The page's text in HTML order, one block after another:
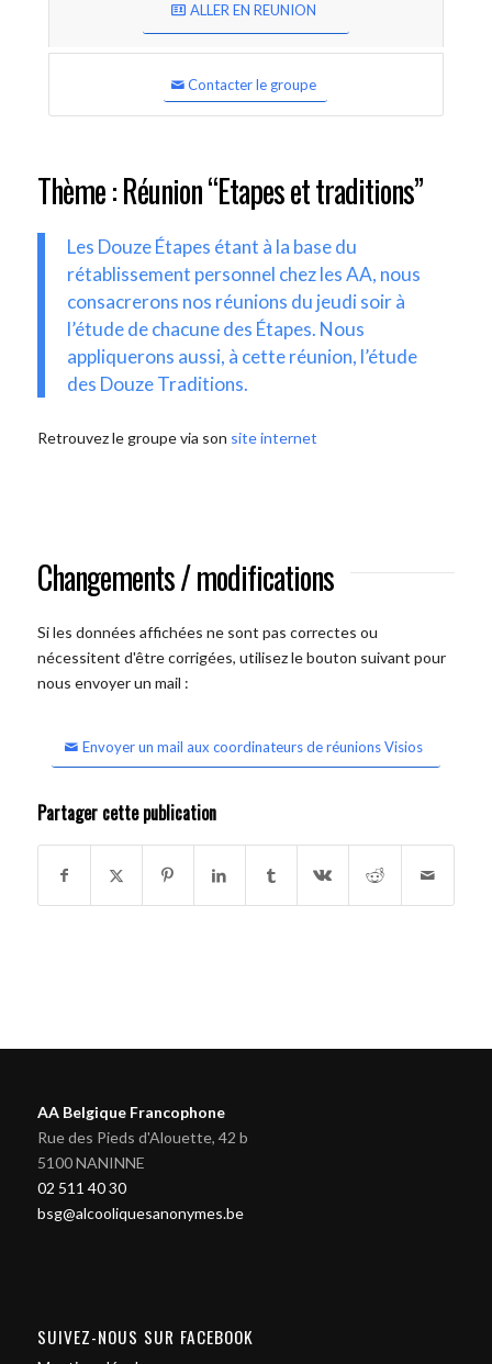
ALLER EN REUNION
Contacter le groupe
Thème : Réunion “Etapes et traditions”
Les Douze Étapes étant à la base du
rétablissement personnel chez les AA, nous
consacrerons nos réunions du jeudi soir à
l’étude de chacune des Étapes. Nous
appliquerons aussi, à cette réunion, l’étude
des Douze Traditions.
Retrouvez le groupe via son site internet
Changements / modifications
Si les données affichées ne sont pas correctes ou
nécessitent d'être corrigées, utilisez le bouton suivant pour
nous envoyer un mail :
Envoyer un mail aux coordinateurs de réunions Visios
Partager cette publication
AA Belgique Francophone
Rue des Pieds d'Alouette, 42 b
5100 NANINNE
02 511 40 30
bsg@alcooliquesanonymes.be
SUIVEZ-NOUS SUR FACEBOOK